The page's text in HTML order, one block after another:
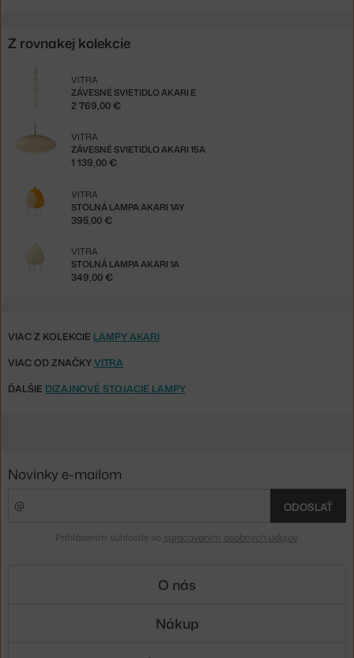
Z rovnakej kolekcie
ZÁVESNÉ SVIETIDLO AKARI E
VITRA
2 769,00 €
ZÁVESNÉ SVIETIDLO AKARI 15A
VITRA
1 139,00 €
STOLNÁ LAMPA AKARI 1AY
VITRA
395,00 €
STOLNÁ LAMPA AKARI 1A
VITRA
349,00 €
VIAC Z KOLEKCIE LAMPY AKARI
VIAC OD ZNAČKYVITRA
ĎALŠIE DIZAJNOVÉ STOJACIE LAMPY
Novinky e-mailom
ODOSLAŤ
Prihlásením súhlasíte so spracovaním osobných údajov.
O nás
Nákup